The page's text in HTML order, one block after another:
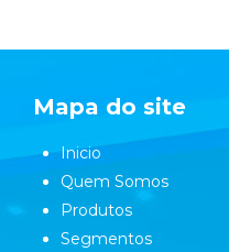
Mapa do site
Inicio
Quem Somos
Produtos
Segmentos